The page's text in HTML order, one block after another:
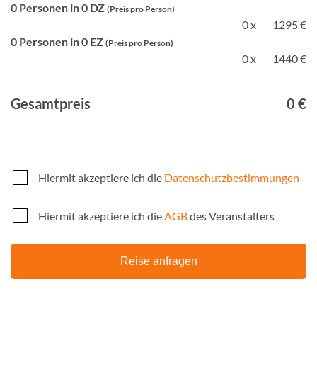
0 Personen in 0 DZ (Preis pro Person)
0 x
1295 €
0 Personen in 0 EZ (Preis pro Person)
0 x 1440 €
Gesamtpreis 0 €
Hiermit akzeptiere ich die Datenschutzbestimmungen
Hiermit akzeptiere ich dieAGBdes Veranstalters
Reise anfragen